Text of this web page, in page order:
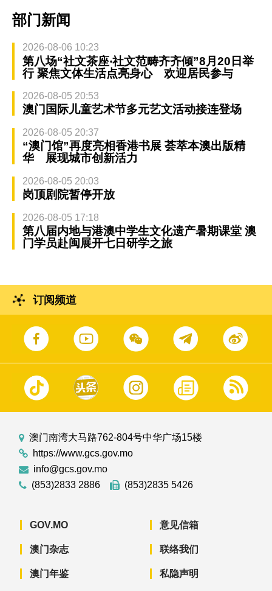
部门新闻
2026-08-06 10:23
第八场“社文茶座‧社文范畴齐齐倾”8月20日举
行 聚焦文体生活点亮身心 欢迎居民参与
2026-08-05 20:53
澳门国际儿童艺术节多元艺文活动接连登场
2026-08-05 20:37
“澳门馆”再度亮相香港书展 荟萃本澳出版精
华 展现城市创新活力
2026-08-05 20:03
岗顶剧院暂停开放
2026-08-05 17:18
第八届内地与港澳中学生文化遗产暑期课堂 澳
门学员赴闽展开七日研学之旅
订阅频道
澳门南湾大马路762-804号中华广场15楼
https://www.gcs.gov.mo
info@gcs.gov.mo
(853)2833 2886
(853)2835 5426
GOV.MO
澳门杂志
澳门年鉴
意见信箱
联络我们
私隐声明